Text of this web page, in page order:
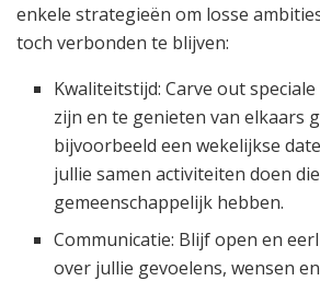
enkele strategieën om losse
toch verbonden te blijven:
Kwaliteitstijd: Carve out
zijn en te genieten van elkaars
bijvoorbeeld een wekelijkse
jullie samen activiteiten doen
gemeenschappelijk hebben.
Communicatie: Blijf open en
over jullie gevoelens, wensen